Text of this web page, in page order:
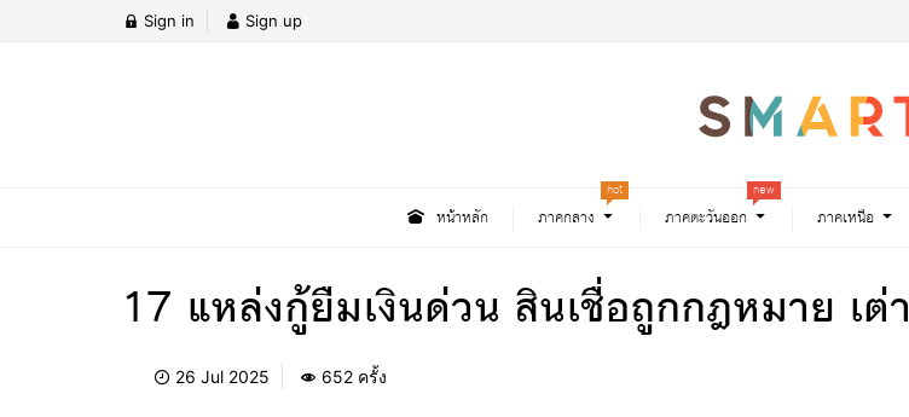
Sign in Sign up
หน้าหลัก ภาคกลาง
hot
ภาคตะวันออก
new
ภาคเหนือ
17 แหล่งกู้ยืมเงินด่วน สินเชื่อถูกกฎหมาย เ
26 Jul 2025 652 ครั้ง